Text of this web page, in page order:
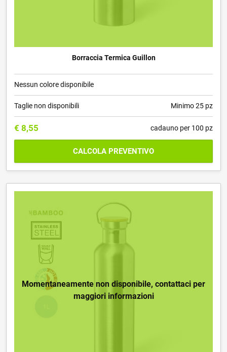
Borraccia Termica Guillon
Nessun colore disponibile
Taglie non disponibili Minimo 25 pz
€ 8,55 cadauno per 100 pz
CALCOLA PREVENTIVO
Momentaneamente non disponibile, contattaci per
maggiori informazioni